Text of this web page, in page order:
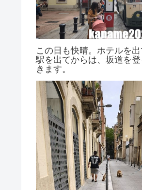
この日も快晴。ホテルを
駅を出てからは、坂道を
きます。